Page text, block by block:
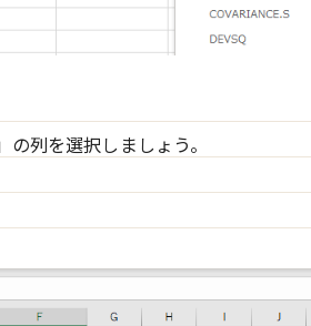
列を選択しましょう。